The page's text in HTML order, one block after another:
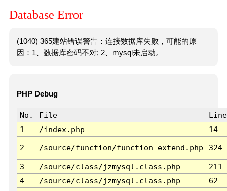
Database Error
(1040) 365建站错误警告：连接数据库失败，可能的原
因：1、数据库密码不对; 2、mysql未启动。
PHP Debug
No. File
Line
1
/index.php 14
2 /source/function/function_extend.php 324
3 /source/class/jzmysql.class.php
211
4
/source/class/jzmysql.class.php
62